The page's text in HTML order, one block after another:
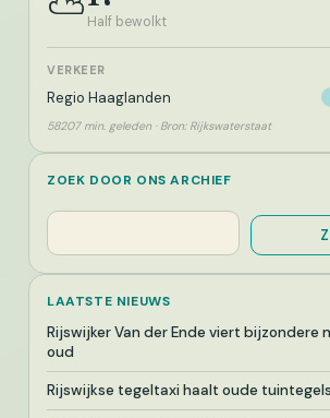
Half bewolkt
VERKEER
Regio Haaglanden
58207 min. geleden · Bron: Rijkswaterstaat
ZOEK DOOR ONS ARCHIEF
Zoeken
LAATSTE NIEUWS
Rijswijker Van der Ende viert bijzondere
oud
Rijswijkse tegeltaxi haalt oude